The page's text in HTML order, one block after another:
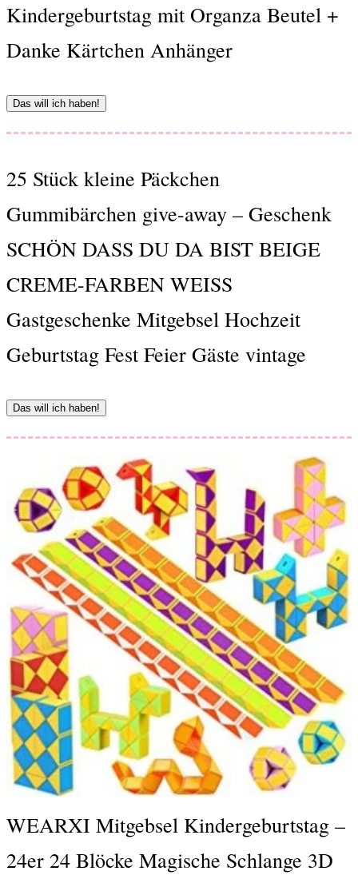
Kindergeburtstag mit Organza Beutel +
Danke Kärtchen Anhänger
Das will ich haben!
25 Stück kleine Päckchen
Gummibärchen give-away – Geschenk
SCHÖN DASS DU DA BIST BEIGE
CREME-FARBEN WEISS
Gastgeschenke Mitgebsel Hochzeit
Geburtstag Fest Feier Gäste vintage
Das will ich haben!
WEARXI Mitgebsel Kindergeburtstag –
24er 24 Blöcke Magische Schlange 3D